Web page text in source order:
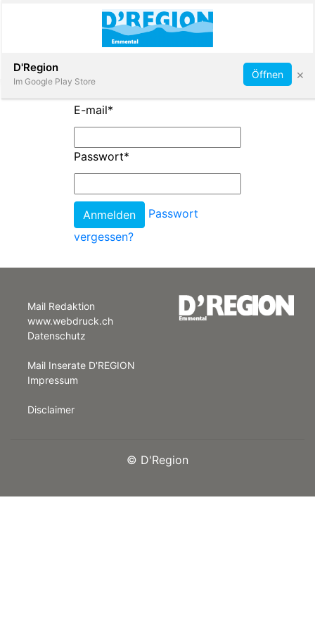
App
Abonnieren
E-mail*
Passwort*
Passwort
vergessen?
Mail Redaktion
www.webdruck.ch
Datenschutz
Mail Inserate D'REGION
Impressum
Disclaimer
© D'Region
D'Region
Im Google Play Store
Öffnen ×